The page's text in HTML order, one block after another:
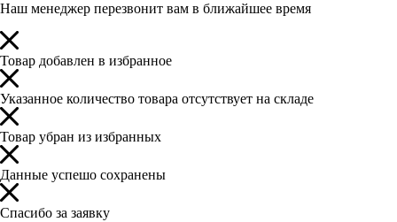
Наш менеджер перезвонит вам в ближайшее время
Товар добавлен в избранное
Указанное количество товара отсутствует на складе
Товар убран из избранных
Данные успешо сохранены
Спасибо за заявку